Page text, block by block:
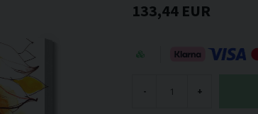
133,44 EUR
- +